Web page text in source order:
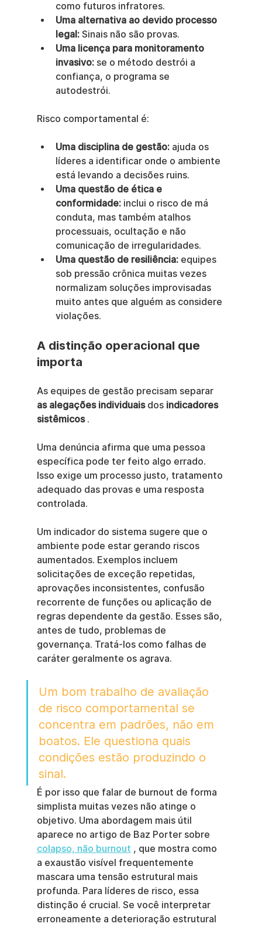
como futuros infratores.
Uma alternativa ao devido processo
legal: Sinais não são provas.
Uma licença para monitoramento
invasivo: se o método destrói a
confiança, o programa se
autodestrói.
Risco comportamental é:
Uma disciplina de gestão: ajuda os
líderes a identificar onde o ambiente
está levando a decisões ruins.
Uma questão de ética e
conformidade: inclui o risco de má
conduta, mas também atalhos
processuais, ocultação e não
comunicação de irregularidades.
Uma questão de resiliência: equipes
sob pressão crônica muitas vezes
normalizam soluções improvisadas
muito antes que alguém as considere
violações.
A distinção operacional que
importa
As equipes de gestão precisam separar
as alegações individuais dos indicadores
sistêmicos .
Uma denúncia afirma que uma pessoa
específica pode ter feito algo errado.
Isso exige um processo justo, tratamento
adequado das provas e uma resposta
controlada.
Um indicador do sistema sugere que o
ambiente pode estar gerando riscos
aumentados. Exemplos incluem
solicitações de exceção repetidas,
aprovações inconsistentes, confusão
recorrente de funções ou aplicação de
regras dependente da gestão. Esses são,
antes de tudo, problemas de
governança. Tratá-los como falhas de
caráter geralmente os agrava.
Um bom trabalho de avaliação
de risco comportamental se
concentra em padrões, não em
boatos. Ele questiona quais
condições estão produzindo o
sinal.
É por isso que falar de burnout de forma
simplista muitas vezes não atinge o
objetivo. Uma abordagem mais útil
aparece no artigo de Baz Porter sobre
colapso, não burnout , que mostra como
a exaustão visível frequentemente
mascara uma tensão estrutural mais
profunda. Para líderes de risco, essa
distinção é crucial. Se você interpretar
erroneamente a deterioração estrutural